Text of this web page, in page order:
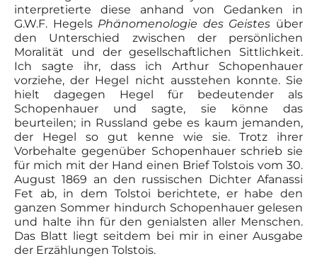
interpretierte diese anhand von Gedanken in
G.W.F. Hegels Phänomenologie des Geistes über
den Unterschied zwischen der persönlichen
Moralität und der gesellschaftlichen Sittlichkeit.
Ich sagte ihr, dass ich Arthur Schopenhauer
vorziehe, der Hegel nicht ausstehen konnte. Sie
hielt dagegen Hegel für bedeutender als
Schopenhauer und sagte, sie könne das
beurteilen; in Russland gebe es kaum jemanden,
der Hegel so gut kenne wie sie. Trotz ihrer
Vorbehalte gegenüber Schopenhauer schrieb sie
für mich mit der Hand einen Brief Tolstois vom 30.
August 1869 an den russischen Dichter Afanassi
Fet ab, in dem Tolstoi berichtete, er habe den
ganzen Sommer hindurch Schopenhauer gelesen
und halte ihn für den genialsten aller Menschen.
Das Blatt liegt seitdem bei mir in einer Ausgabe
der Erzählungen Tolstois.